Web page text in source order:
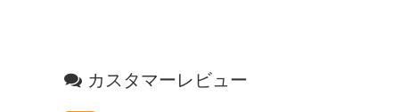
カスタマーレビュー